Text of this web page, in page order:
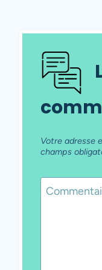
Votre adresse
champs